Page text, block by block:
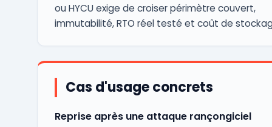
ou HYCU exige de croiser périmètre couvert,
immutabilité, RTO réel testé et coût de
Cas d'usage concrets
Reprise après une attaque rançongiciel